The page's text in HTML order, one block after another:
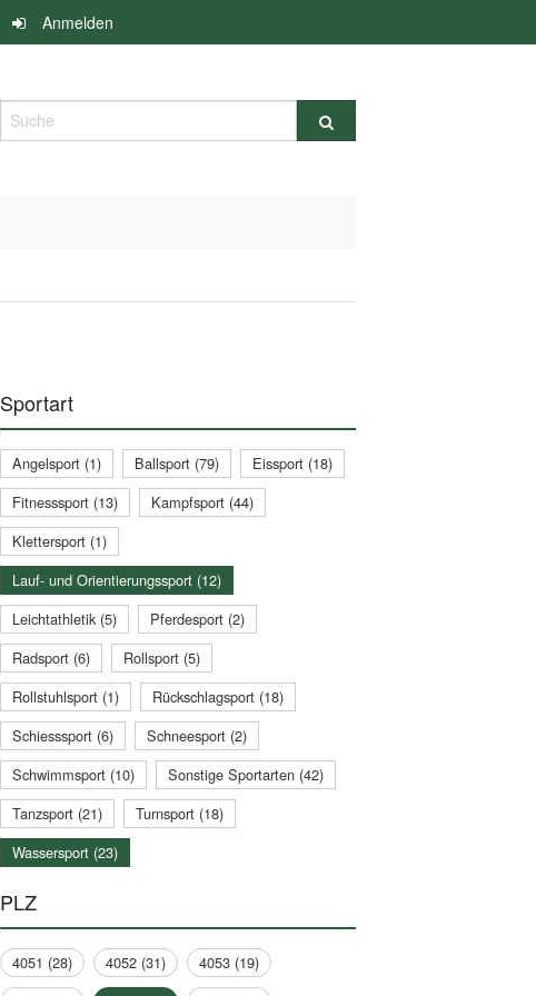
Anmelden
Suche
Sportart
Angelsport (1) Ballsport (79)
Eissport (18)
Fitnesssport (13)
Kampfsport (44)
Klettersport (1)
Lauf- und Orientierungssport (12)
Leichtathletik (5)
Pferdesport (2)
Radsport (6)
Rollsport (5)
Rollstuhlsport (1)
Rückschlagsport (18)
Schiesssport (6)
Schneesport (2)
Schwimmsport (10)
Sonstige Sportarten (42)
Tanzsport (21)
Turnsport (18)
Wassersport (23)
PLZ
4051 (28) 4052 (31)
4053 (19)